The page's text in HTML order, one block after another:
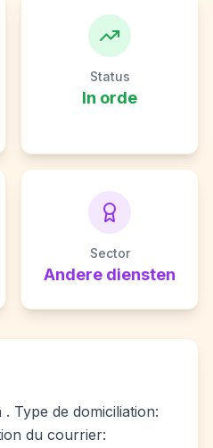
Status
In orde
Sector
Andere diensten
Type de domiciliation:
du courrier: